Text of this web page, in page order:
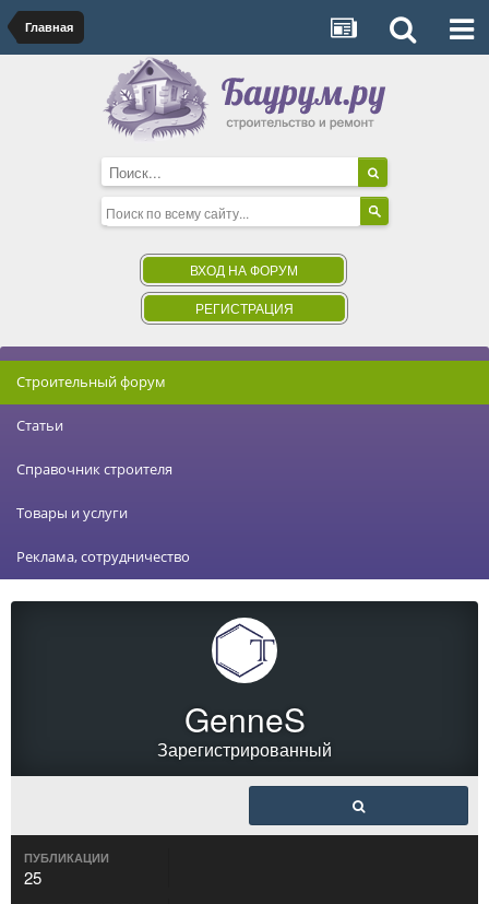
Главная
ВХОД НА ФОРУМ
РЕГИСТРАЦИЯ
Строительный форум
Статьи
Справочник строителя
Товары и услуги
Реклама, сотрудничество
GenneS
Зарегистрированный
ПУБЛИКАЦИИ
25